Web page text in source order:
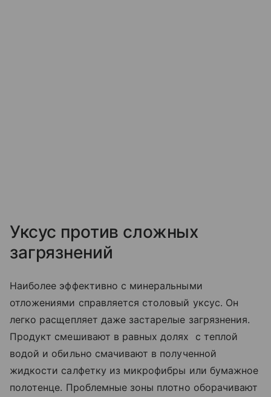
Уксус против сложных
загрязнений
Наиболее эффективно с минеральными
отложениями справляется столовый уксус. Он
легко расщепляет даже застарелые загрязнения.
Продукт смешивают в равных долях с теплой
водой и обильно смачивают в полученной
жидкости салфетку из микрофибры или бумажное
полотенце. Проблемные зоны плотно оборачивают